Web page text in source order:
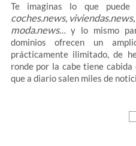
Te imaginas lo que
coches.news,
moda.news… y lo mismo
dominios ofrecen un
prácticamente ilimitado, de
ronde por la cabe tiene
que a diario salen miles de